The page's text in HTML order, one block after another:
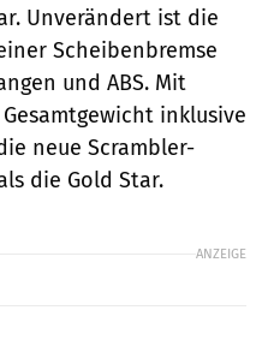
Unverändert ist die
Scheibenbremse
und ABS. Mit
inklusive
neue Scrambler-
die Gold Star.
ANZEIGE